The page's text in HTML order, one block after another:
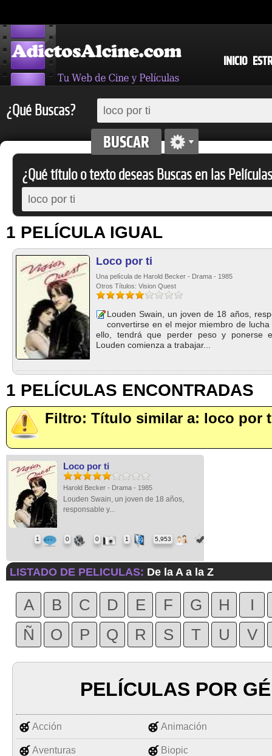
INICIO
¿Qué Buscas?
¿Qué título o texto deseas Buscas en las
1 PELÍCULA IGUAL
Loco por ti
Una película de Harold Becker - Drama - 1985
Otros Títulos: Vision Quest
Louden Swain, un joven de 18 años,
convertirse en el mejor miembro de
ello, tendrá que perder peso y ponerse
Louden comienza a trabajar...
1 PELÍCULAS ENCONTRADAS
Filtro: Título similar a: loco por
Loco por ti
Harold Becker - Drama - 1985
Louden Swain, un joven de 18 años,
responsable y...
1 0 0 1 5,953
LISTADO DE PELICULAS: De la A a la Z
A B C D E F G H
I
Ñ
O P Q R S T U V
PELÍCULAS POR
Acción Animación
Aventuras Biopic